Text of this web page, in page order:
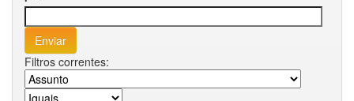
Filtros correntes: